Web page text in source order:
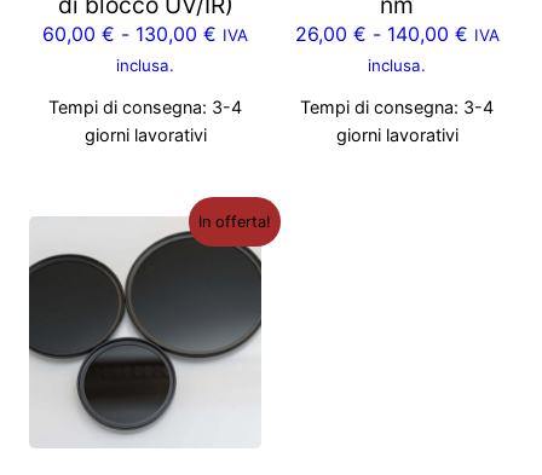
60,00 € - 130,00 € IVA
inclusa.
Tempi di consegna: 3-4
giorni lavorativi
26,00 € - 140,00 € IVA
inclusa.
Tempi di consegna: 3-4
giorni lavorativi
In offerta!